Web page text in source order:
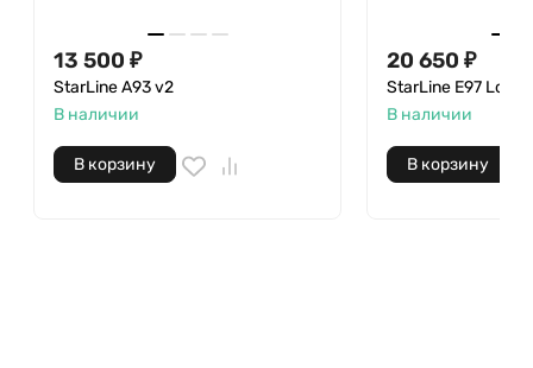
13 500 ₽
StarLine A93 v2
В наличии
В корзину
20 650 ₽
StarLine E97 LoRa
В наличии
В корзину